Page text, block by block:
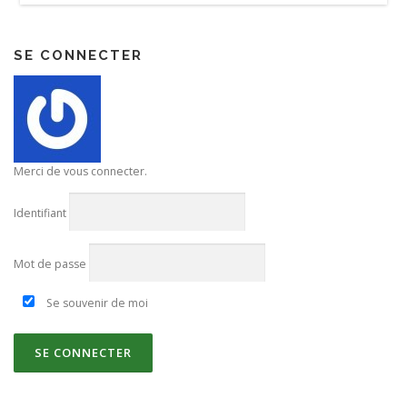
SE CONNECTER
Merci de vous connecter.
Identifiant
Mot de passe
Se souvenir de moi